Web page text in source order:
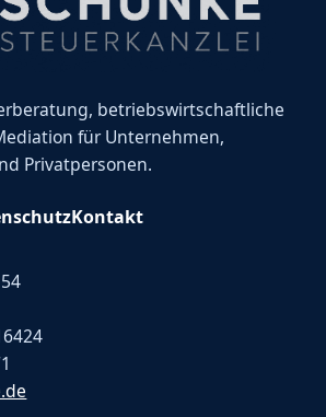
betriebswirtschaftliche
für Unternehmen,
Privatpersonen.
Kontakt